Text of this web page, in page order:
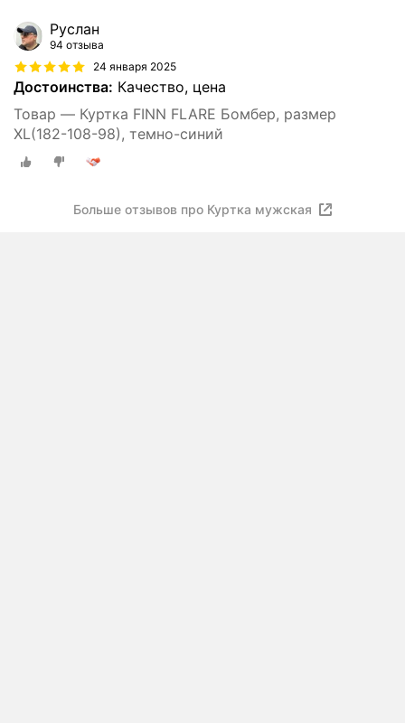
Руслан
94 отзыва
24 января 2025
Достоинства: Качество, цена
Товар — Куртка FINN FLARE Бомбер, размер
XL(182-108-98), темно-синий
Больше отзывов про Куртка мужская